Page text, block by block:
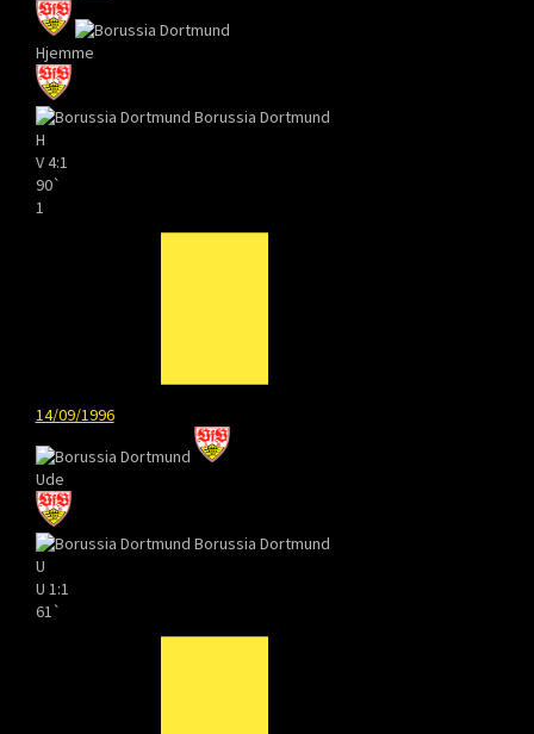
Hjemme
Borussia Dortmund
H
V4:1
90`
1
14/09/1996
Ude
Borussia Dortmund
U
U 1:1
61`